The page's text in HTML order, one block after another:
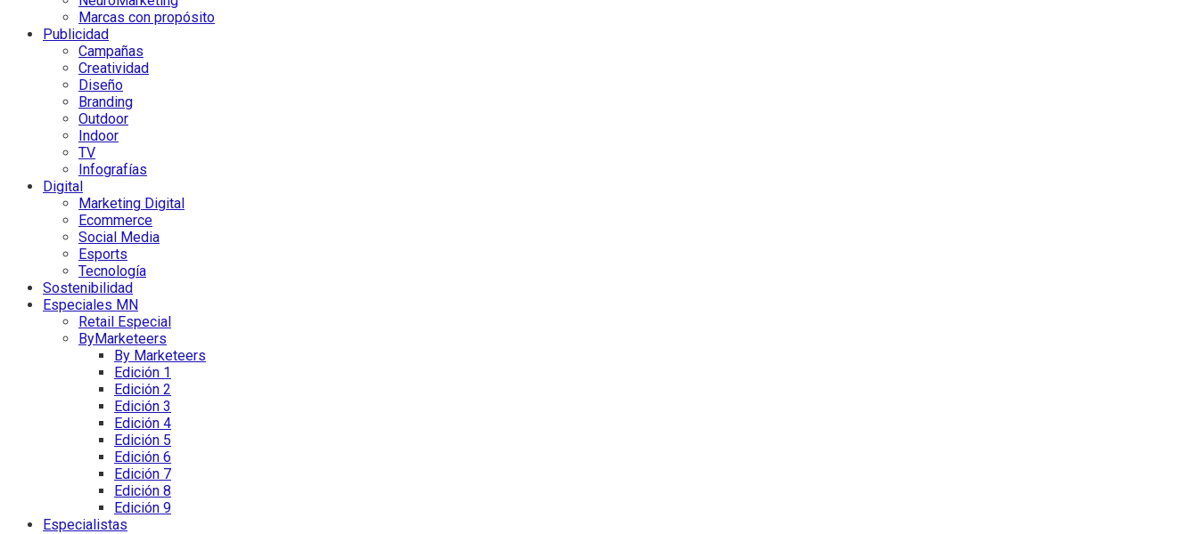
Marcas con propósito
Publicidad
Campañas
Creatividad
Diseño
Branding
Outdoor
Indoor
TV
Infografías
Digital
Marketing Digital
Ecommerce
Social Media
Esports
Tecnología
Sostenibilidad
Especiales MN
Retail Especial
ByMarketeers
By Marketeers
Edición 1
Edición 2
Edición 3
Edición 4
Edición 5
Edición 6
Edición 7
Edición 8
Edición 9
Especialistas